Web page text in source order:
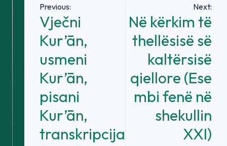
Navigacija
članaka
Previous:
Vječni
Kur’ān,
usmeni
Kur’ān,
pisani
Kur’ān,
transkripcija
Next:
Në kërkim të
thellësisë së
kaltërsisë
qiellore (Ese
mbi fenë në
shekullin
XXI)